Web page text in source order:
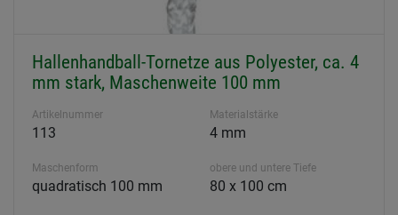
Hallenhandball-Tornetze aus Polyester, ca. 4
mm stark, Maschenweite 100 mm
Artikelnummer
113
Materialstärke
4 mm
Maschenform
quadratisch 100 mm
obere und untere Tiefe
80 x 100 cm